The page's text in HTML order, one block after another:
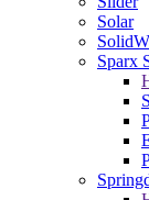
Solar
Sparx